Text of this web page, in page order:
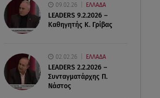
09.02.26 ΕΛΛΑΔΑ
LEADERS 9.2.2026 –
Καθηγητής Κ. Γρίβας
02.02.26 ΕΛΛΑΔΑ
LEADERS 2.2.2026 –
Συνταγματάρχης Π.
Νάστος